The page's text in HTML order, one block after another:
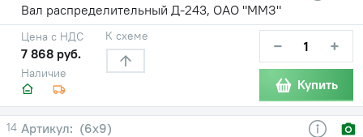
Вал распределительный Д-243, ОАО "ММЗ"
Наличие
Цена с НДС
7 868 руб.
К схеме − +
Купить
14
(6х9)